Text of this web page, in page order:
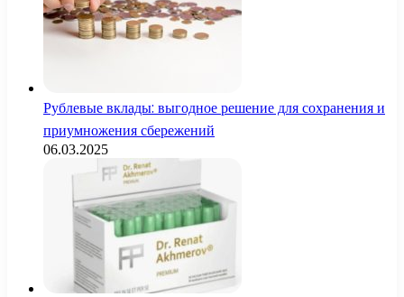
Рублевые вклады: выгодное решение для сохранения и
приумножения сбережений
06.03.2025